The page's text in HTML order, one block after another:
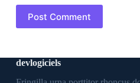
Post Comment
devlogiciels